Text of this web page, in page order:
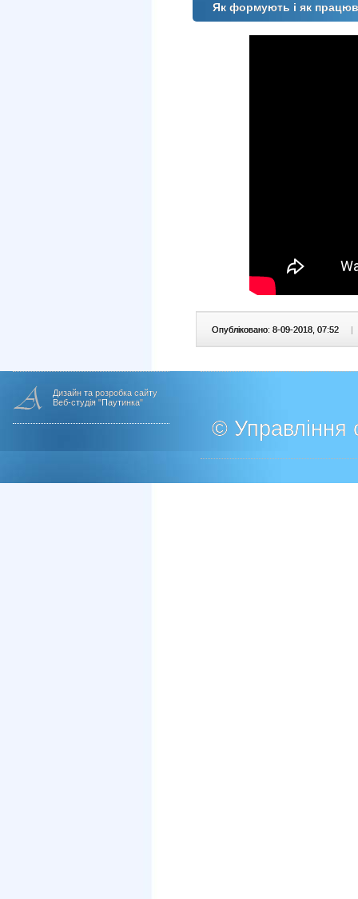
Як формують і як
Опубліковано: 8-09-2018, 07:52 |
Дизайн та розробка сайту
Веб-студія "Паутинка"
© Управління